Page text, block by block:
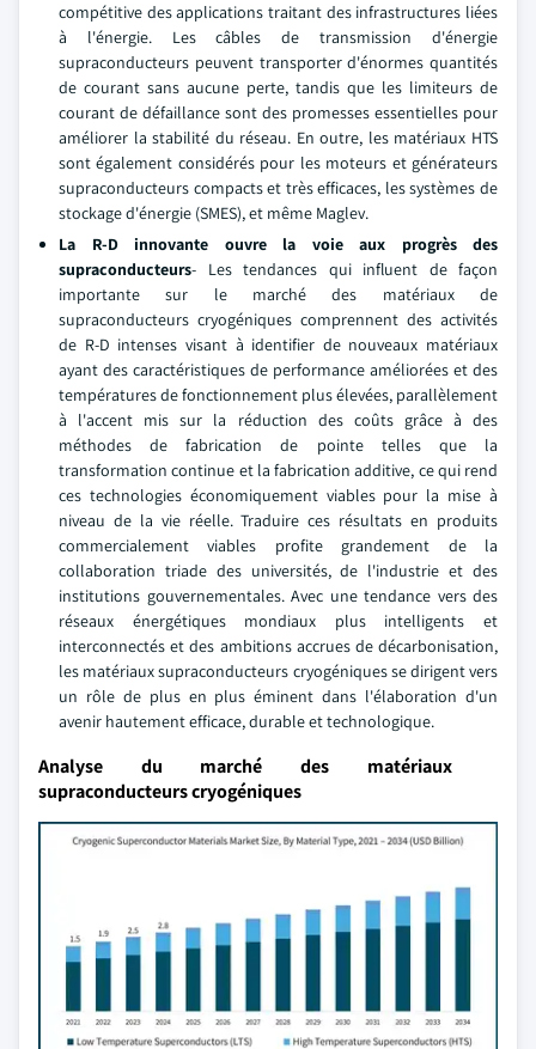
compétitive des applications traitant des infrastructures liées
à l'énergie. Les câbles de transmission d'énergie
supraconducteurs peuvent transporter d'énormes quantités
de courant sans aucune perte, tandis que les limiteurs de
courant de défaillance sont des promesses essentielles pour
améliorer la stabilité du réseau. En outre, les matériaux HTS
sont également considérés pour les moteurs et générateurs
supraconducteurs compacts et très efficaces, les systèmes de
stockage d'énergie (SMES), et même Maglev.
La R-D innovante ouvre la voie aux progrès des
supraconducteurs- Les tendances qui influent de façon
importante sur le marché des matériaux de
supraconducteurs cryogéniques comprennent des activités
de R-D intenses visant à identifier de nouveaux matériaux
ayant des caractéristiques de performance améliorées et des
températures de fonctionnement plus élevées, parallèlement
à l'accent mis sur la réduction des coûts grâce à des
méthodes de fabrication de pointe telles que la
transformation continue et la fabrication additive, ce qui rend
ces technologies économiquement viables pour la mise à
niveau de la vie réelle. Traduire ces résultats en produits
commercialement viables profite grandement de la
collaboration triade des universités, de l'industrie et des
institutions gouvernementales. Avec une tendance vers des
réseaux énergétiques mondiaux plus intelligents et
interconnectés et des ambitions accrues de décarbonisation,
les matériaux supraconducteurs cryogéniques se dirigent vers
un rôle de plus en plus éminent dans l'élaboration d'un
avenir hautement efficace, durable et technologique.
Analyse du marché des matériaux
supraconducteurs cryogéniques